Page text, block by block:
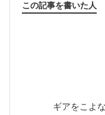
この記事を書いた人
ギアをこよ